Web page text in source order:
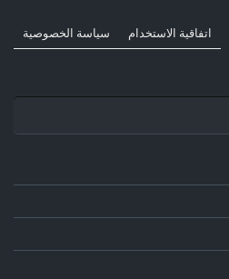
سياسة الخصوصية اتفاقية الاستخدام